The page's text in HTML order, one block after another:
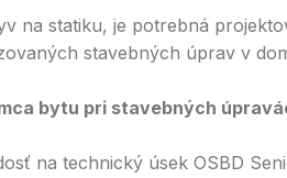
na statiku, je potrebná
stavebných úprav v
bytu pri stavebných
na technický úsek OSBD